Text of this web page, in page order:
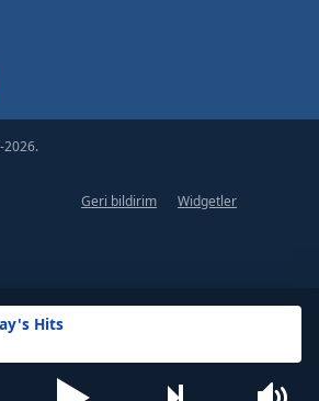
Hits
2026.
Geri bildirim
Widgetler